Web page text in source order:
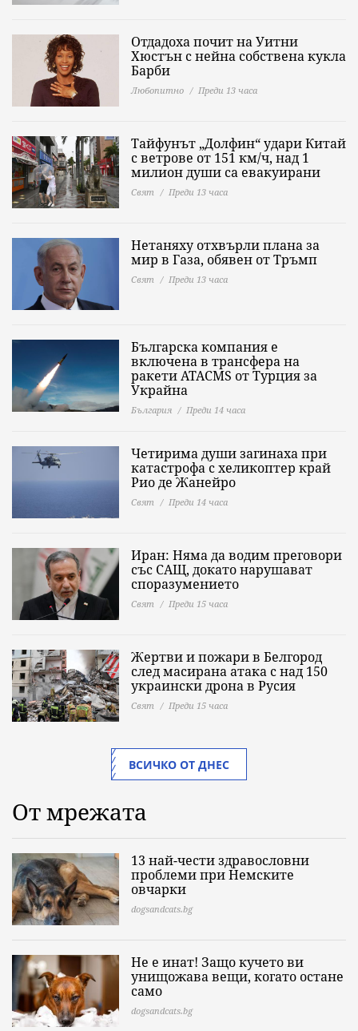
Отдадоха почит на Уитни
Хюстън с нейна собствена кукла
Барби
Любопитно Преди 13 часа
Тайфунът „Долфин“ удари Китай
с ветрове от 151 км/ч, над 1
милион души са евакуирани
Свят Преди 13 часа
Нетаняху отхвърли плана за
мир в Газа, обявен от Тръмп
Свят Преди 13 часа
Българска компания е
включена в трансфера на
ракети ATACMS от Турция за
Украйна
България Преди 14 часа
Четирима души загинаха при
катастрофа с хеликоптер край
Рио де Жанейро
Свят Преди 14 часа
Иран: Няма да водим преговори
със САЩ, докато нарушават
споразумението
Свят Преди 15 часа
Жертви и пожари в Белгород
след масирана атака с над 150
украински дрона в Русия
Свят Преди 15 часа
ВСИЧКО ОТ ДНЕС
От мрежата
13 най-чести здравословни
проблеми при Немските
овчарки
dogsandcats.bg
Не е инат! Защо кучето ви
унищожава вещи, когато остане
само
dogsandcats.bg